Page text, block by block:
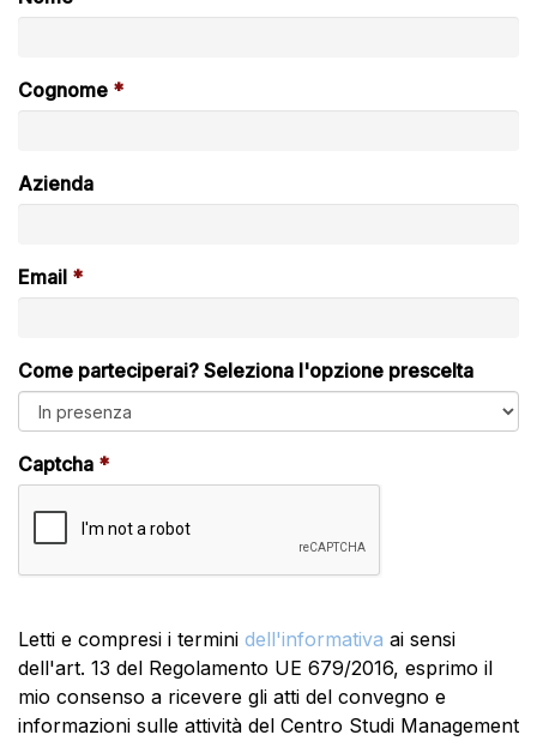
Cognome
Azienda
Email
Come parteciperai? Seleziona l'opzione prescelta
Captcha
Letti e compresi i termini dell'informativa ai sensi
dell'art. 13 del Regolamento UE 679/2016, esprimo il
mio consenso a ricevere gli atti del convegno e
informazioni sulle attività del Centro Studi Management